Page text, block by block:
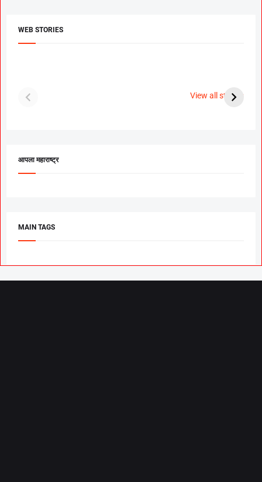
WEB STORIES
View all stories
पूजा सावंत ने गुपचूप
आपला महाराष्ट्र
MAIN TAGS